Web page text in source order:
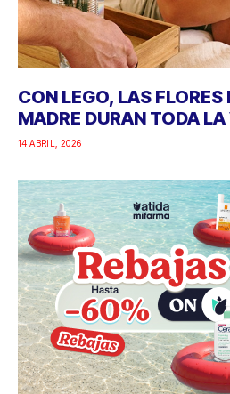
CON LEGO, LAS FLORES
MADRE DURAN TODA
14 ABRIL, 2026